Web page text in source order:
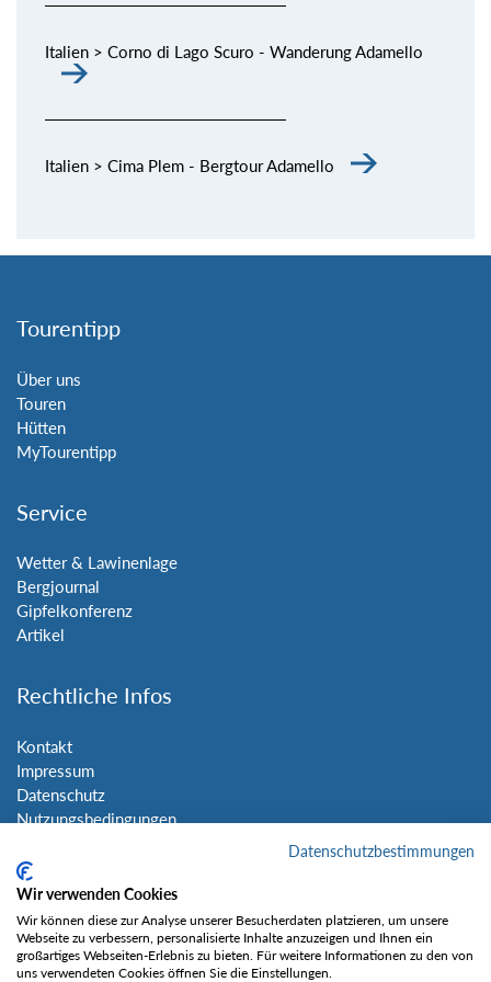
Italien > Corno di Lago Scuro - Wanderung Adamello
Italien > Cima Plem - Bergtour Adamello
Tourentipp
Über uns
Touren
Hütten
MyTourentipp
Service
Wetter & Lawinenlage
Bergjournal
Gipfelkonferenz
Artikel
Rechtliche Infos
Kontakt
Impressum
Datenschutz
Nutzungsbedingungen
Social Media
Datenschutzbestimmungen
Wir verwenden Cookies
Wir können diese zur Analyse unserer Besucherdaten platzieren, um unsere
Webseite zu verbessern, personalisierte Inhalte anzuzeigen und Ihnen ein
großartiges Webseiten-Erlebnis zu bieten. Für weitere Informationen zu den von
uns verwendeten Cookies öffnen Sie die Einstellungen.